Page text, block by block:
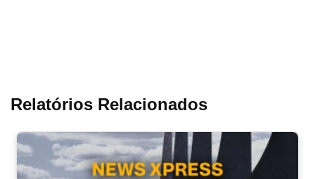
Relatórios Relacionados